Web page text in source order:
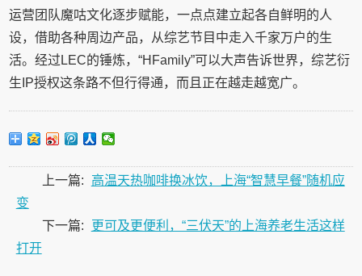
运营团队魔咕文化逐步赋能，一点点建立起各自鲜明的人
设，借助各种周边产品，从综艺节目中走入千家万户的生
活。经过LEC的锤炼，“HFamily”可以大声告诉世界，综艺衍
生IP授权这条路不但行得通，而且正在越走越宽广。
上一篇:
高温天热咖啡换冰饮，上海“智慧早餐”随机应
变
下一篇:
更可及更便利，“三伏天”的上海养老生活这样
打开